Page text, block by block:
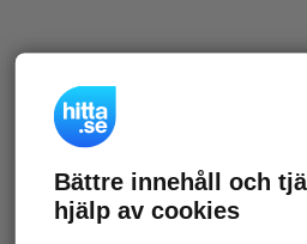
Bättre innehåll och
hjälp av cookies